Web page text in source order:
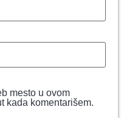
mesto u ovom
kada komentarišem.